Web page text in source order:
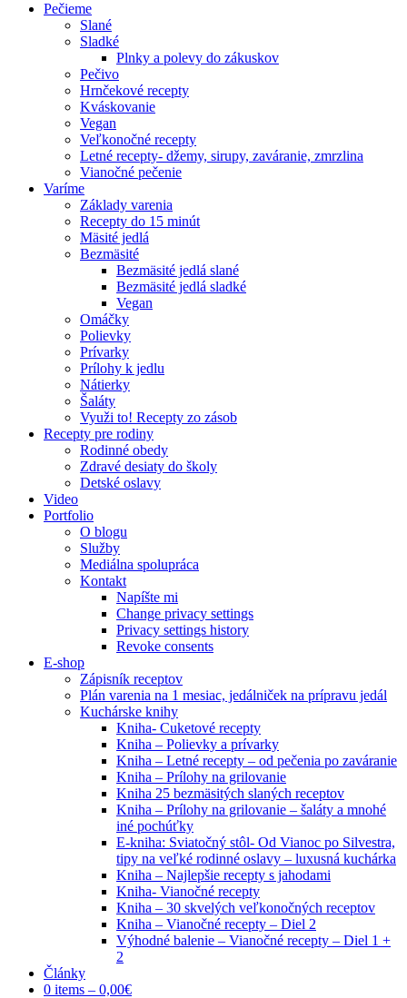
Pečieme
Slané
Sladké
Plnky a polevy do zákuskov
Pečivo
Hrnčekové recepty
Kváskovanie
Vegan
Veľkonočné recepty
Letné recepty- džemy, sirupy, zaváranie, zmrzlina
Vianočné pečenie
Varíme
Základy varenia
Recepty do 15 minút
Mäsité jedlá
Bezmäsité
Bezmäsité jedlá slané
Bezmäsité jedlá sladké
Vegan
Omáčky
Polievky
Prívarky
Prílohy k jedlu
Nátierky
Šaláty
Využi to! Recepty zo zásob
Recepty pre rodiny
Rodinné obedy
Zdravé desiaty do školy
Detské oslavy
Video
Portfolio
O blogu
Služby
Mediálna spolupráca
Kontakt
Napíšte mi
Change privacy settings
Privacy settings history
Revoke consents
E-shop
Zápisník receptov
Plán varenia na 1 mesiac, jedálniček na prípravu jedál
Kuchárske knihy
Kniha- Cuketové recepty
Kniha – Polievky a prívarky
Kniha – Letné recepty – od pečenia po zaváranie
Kniha – Prílohy na grilovanie
Kniha 25 bezmäsitých slaných receptov
Kniha – Prílohy na grilovanie – šaláty a mnohé
iné pochúťky
E-kniha: Sviatočný stôl- Od Vianoc po Silvestra,
tipy na veľké rodinné oslavy – luxusná kuchárka
Kniha – Najlepšie recepty s jahodami
Kniha- Vianočné recepty
Kniha – 30 skvelých veľkonočných receptov
Kniha – Vianočné recepty – Diel 2
Výhodné balenie – Vianočné recepty – Diel 1 +
2
Články
0 items – 0,00€